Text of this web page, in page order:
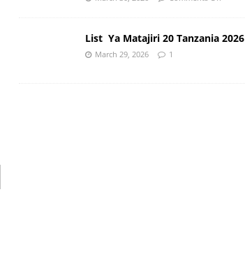
List Ya Matajiri 20 Tanzania 2026
March 29, 2026 1